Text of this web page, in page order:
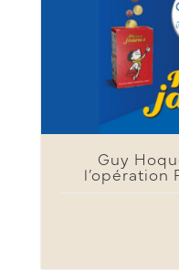
Guy
l’opération